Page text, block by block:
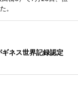
。
ネス世界記録認定